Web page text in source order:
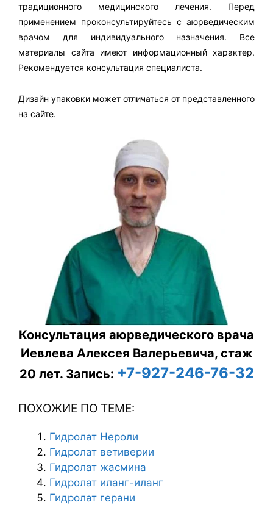
традиционного медицинского лечения. Перед
применением проконсультируйтесь с аюрведическим
врачом для индивидуального назначения. Все
материалы сайта имеют информационный характер.
Рекомендуется консультация специалиста.
Дизайн упаковки может отличаться от представленного
на сайте.
Консультация аюрведического врача
Иевлева Алексея Валерьевича, стаж
20 лет. Запись: +7-927-246-76-32
ПОХОЖИЕ ПО ТЕМЕ:
Гидролат Нероли
Гидролат ветиверии
Гидролат жасмина
Гидролат иланг-иланг
Гидролат герани